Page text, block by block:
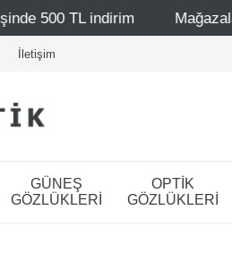
Mağazalarımız – Bağdat
İletişim
GÜNEŞ
GÖZLÜKLERİ
OPTİK
GÖZLÜKLERİ